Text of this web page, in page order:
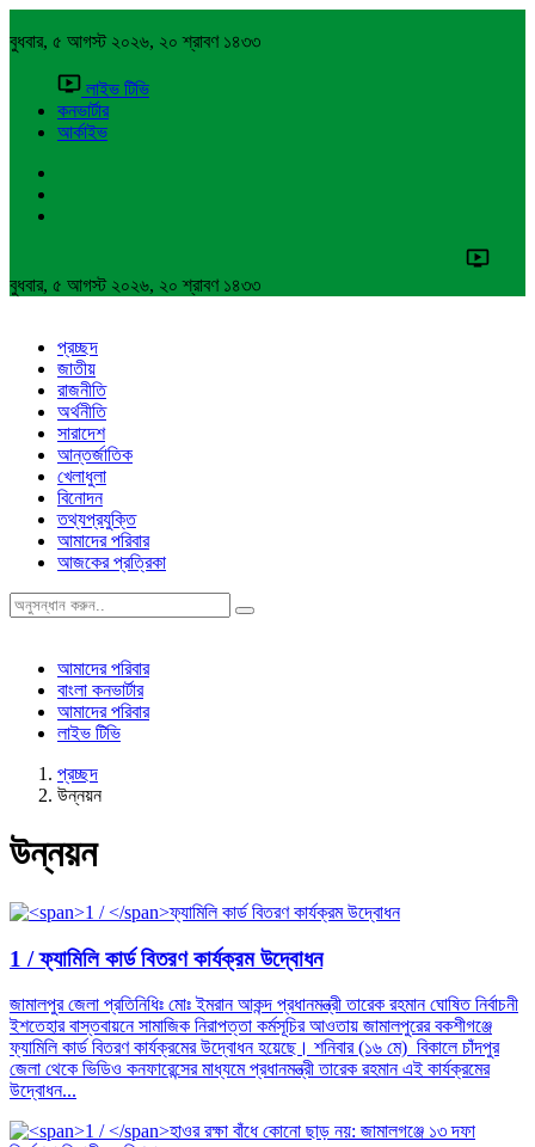
বুধবার, ৫ আগস্ট ২০২৬, ২০ শ্রাবণ ১৪৩৩
লাইভ টিভি
কনভার্টার
আর্কাইভ
বুধবার, ৫ আগস্ট ২০২৬, ২০ শ্রাবণ ১৪৩৩
প্রচ্ছদ
জাতীয়
রাজনীতি
অর্থনীতি
সারাদেশ
আন্তর্জাতিক
খেলাধুলা
বিনোদন
তথ্যপ্রযুক্তি
আমাদের পরিবার
আজকের প্রত্রিকা
আমাদের পরিবার
বাংলা কনভার্টার
আমাদের পরিবার
লাইভ টিভি
প্রচ্ছদ
উন্নয়ন
উন্নয়ন
1 /ফ্যামিলি কার্ড বিতরণ কার্যক্রম উদ্বোধন
জামালপুর জেলা প্রতিনিধিঃ মোঃ ইমরান আকন্দ প্রধানমন্ত্রী তারেক রহমান ঘোষিত নির্বাচনী
ইশতেহার বাস্তবায়নে সামাজিক নিরাপত্তা কর্মসূচির আওতায় জামালপুরের বকশীগঞ্জে
ফ্যামিলি কার্ড বিতরণ কার্যক্রমের উদ্বোধন হয়েছে। শনিবার (১৬ মে) বিকালে চাঁদপুর
জেলা থেকে ভিডিও কনফারেন্সের মাধ্যমে প্রধানমন্ত্রী তারেক রহমান এই কার্যক্রমের
উদ্বোধন...